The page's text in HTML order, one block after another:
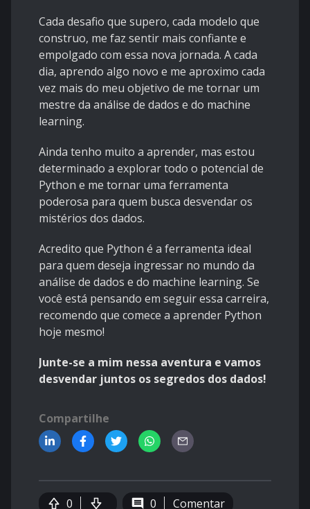
Cada desafio que supero, cada modelo que
construo, me faz sentir mais confiante e
empolgado com essa nova jornada. A cada
dia, aprendo algo novo e me aproximo cada
vez mais do meu objetivo de me tornar um
mestre da análise de dados e do machine
learning.
Ainda tenho muito a aprender, mas estou
determinado a explorar todo o potencial de
Python e me tornar uma ferramenta
poderosa para quem busca desvendar os
mistérios dos dados.
Acredito que Python é a ferramenta ideal
para quem deseja ingressar no mundo da
análise de dados e do machine learning. Se
você está pensando em seguir essa carreira,
recomendo que comece a aprender Python
hoje mesmo!
Junte-se a mim nessa aventura e vamos
desvendar juntos os segredos dos dados!
Compartilhe
0 0 Comentar